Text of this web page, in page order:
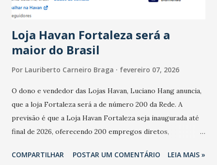
novembro. Em relação a outubro, o faturamento também
cresceu. De acordo com a pesquisa, 44% dos n...
Loja Havan Fortaleza será a
maior do Brasil
Por Lauriberto Carneiro Braga fevereiro 07, 2026
O dono e vendedor das Lojas Havan, Luciano Hang anuncia,
que a loja Fortaleza será a de número 200 da Rede. A
previsão é que a Loja Havan Fortaleza seja inaugurada até
final de 2026, oferecendo 200 empregos diretos,
Havan Fortaleza ainda não foi anunciada oficialmente, mas
COMPARTILHAR POSTAR UM COMENTÁRIO LEIA MAIS »